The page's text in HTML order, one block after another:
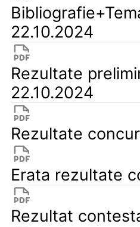
22.10.2024
Rezultate
22.10.2024
Rezultate
Erata rezultate
Rezultat